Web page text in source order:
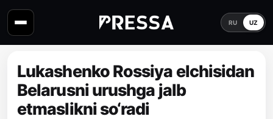
RU UZ
Lukashenko Rossiya elchisidan
Belarusni urushga jalb
etmaslikni so‘radi